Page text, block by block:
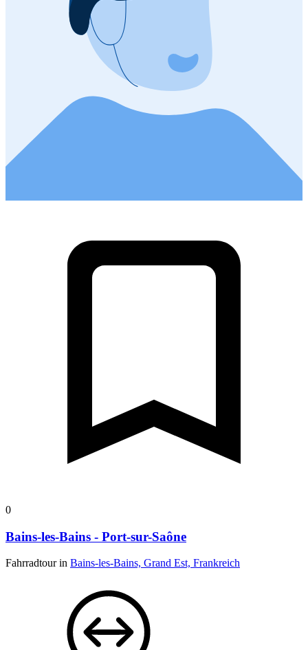
0
Bains-les-Bains - Port-sur-Saône
Fahrradtour in Bains-les-Bains, Grand Est, Frankreich